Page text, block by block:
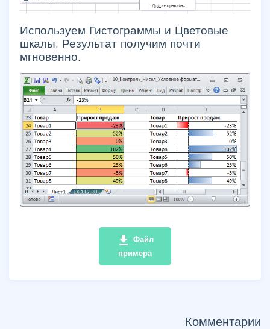
Используем Гистограммы и Цветовые
шкалы. Результат получим почти
мгновенно.
file_download Файл
примера
Комментарии